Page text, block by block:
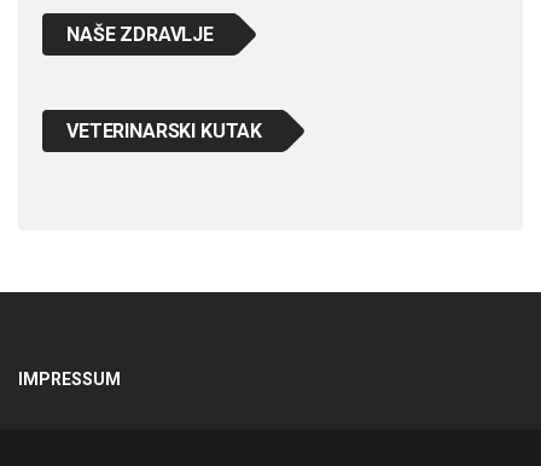
NAŠE ZDRAVLJE
VETERINARSKI KUTAK
IMPRESSUM